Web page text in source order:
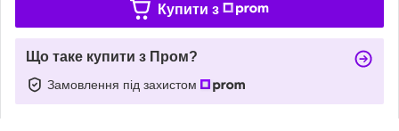
Купити з
Що таке купити з Пром?
Замовлення під захистом